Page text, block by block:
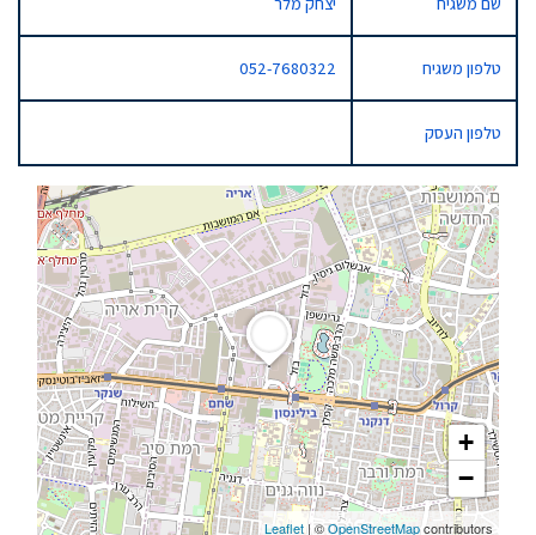
+
−
Leaflet | ©OpenStreetMapcontributors
טלפון משגיח 052-7680322
טלפון העסק